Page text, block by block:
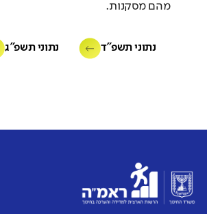
מהם מסקנות.
נתוני תשפ"ד נתוני תשפ"ג